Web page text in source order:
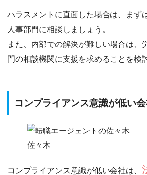
ハラスメントに直面した場合は、
まず
人事部門に相談 しましょう。
また、内部での解決が難しい場合は、
門の相談機関に支援を求めることを検
コンプライアンス意識が低い
佐々木
コンプライアンス意識が低い会社は、